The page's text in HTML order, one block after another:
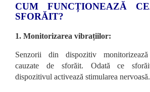
CUM FUNCȚIONEAZĂ
SFORĂIT?
1. Monitorizarea vibrațiilor:
Senzorii din dispozitiv
cauzate de sforăit. Odată ce
dispozitivul activează stimularea nervoasă.